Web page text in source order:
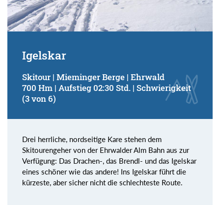
Igelskar
Skitour | Mieminger Berge | Ehrwald
700 Hm | Aufstieg 02:30 Std. | Schwierigkeit
(3 von 6)
Drei herrliche, nordseitige Kare stehen dem
Skitourengeher von der Ehrwalder Alm Bahn aus zur
Verfügung: Das Drachen-, das Brendl- und das Igelskar
eines schöner wie das andere! Ins Igelskar führt die
kürzeste, aber sicher nicht die schlechteste Route.